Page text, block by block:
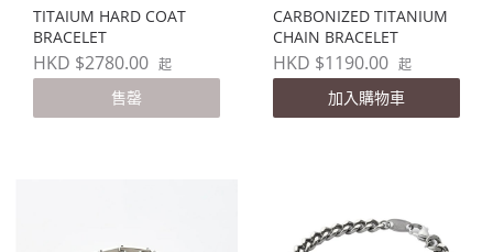
TITAIUM HARD COAT
BRACELET
HKD $2780.00 起
售罄
CARBONIZED TITANIUM
CHAIN BRACELET
HKD $1190.00 起
加入購物車